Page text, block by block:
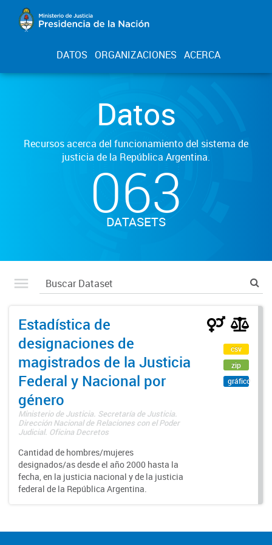
DATOS ORGANIZACIONES ACERCA
Datos
Recursos acerca del funcionamiento del sistema de
justicia de la República Argentina.
063
DATASETS
Estadística de
designaciones de
magistrados de la Justicia
Federal y Nacional por
género
Ministerio de Justicia. Secretaría de Justicia.
Dirección Nacional de Relaciones con el Poder
Judicial. Oficina Decretos
Cantidad de hombres/mujeres
designados/as desde el año 2000 hasta la
fecha, en la justicia nacional y de la justicia
federal de la República Argentina.
csv
zip
gráfico